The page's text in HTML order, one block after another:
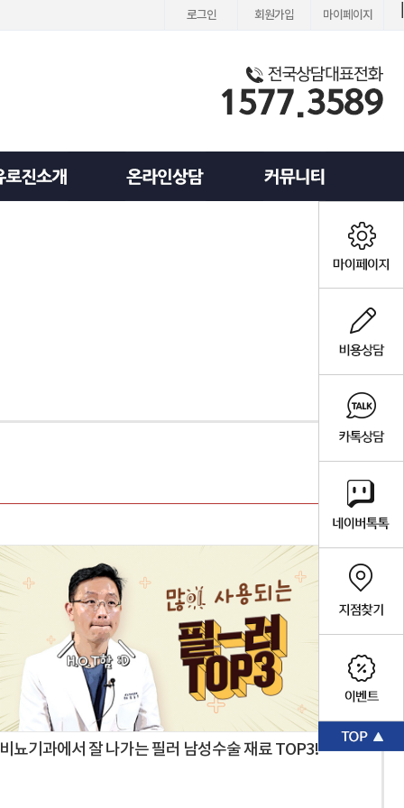
로그인 회원가입 마이페이지
비뇨기과에서 잘 나가는 필러 남성수술 재료 TOP3!